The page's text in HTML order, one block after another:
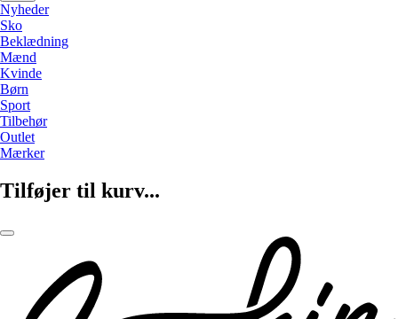
Nyheder
Sko
Beklædning
Mænd
Kvinde
Børn
Sport
Tilbehør
Outlet
Mærker
Tilføjer til kurv...